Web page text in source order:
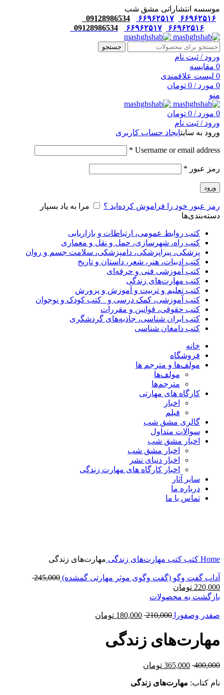
موسسه انتشاراتی مشق شب
۶۶۹۶۲۵۱۶
۶۶۹۶۲۵۱۷
09128986534
۶۶۹۶۲۵۱۶
۶۶۹۶۲۵۱۷ 09128986534
جستجو
ورود / ثبت نام
0 مقایسه
0 لیست علاقمندی
0 مورد /
0 تومان
منو
0 مورد /
0 تومان
ورود / ثبت نام
ورود به سایتایجاد حساب کاربری
Username or email address
*
رمز عبور *
ورود
رمز عبور خود را فراموش کرده‌اید ؟
مرا به یاد بسپار
دسته‌بندی‌ها
کتب روابط عمومی، ارتباطات و بازاریابی
کتب راه، شهرسازی، حمل و نقل و معماری
پزشکی، پیراپزشکی، دامپزشکی، سلامت جسم و روان
کتب ادبیات، هنر، شعر، داستان و تاریخ
کتب آموزشی فنی و حرفه‌ای
کتب مهارت‌های زندگی
کتب تعلیم و تربیت و آموزش و پرورش
کتب آموزشی، کمک درسی و _کتب کودک و نوجوان
کتب حقوقی، قوانین و مقررات
کتب ایران شناسی، جاذبه‌های گردشگری
کتب دامغان شناسی
خانه
فروشگاه
مولف‌ها و مترجم ها
مولف‌ها
مترجم‌ها
کارگاه های مهارتی
اخبار
فیلم
گالری مشق شب
سوالات متداول
اخبار مشق شب
اخبار مشق شب
اخبار دنیای نشر
اخبار کارگاه های مهارت زندگی
سایر آثار
درباره ما
تماس با ما
Home کتب کتب مهارت‌های زندگی مهارت‌های زندگی
آداب گفت وگو (گفت وگوی موثر مهارتی گمشده) 245,000
220,000 تومان
بازگشت به محصولات
صفدر وصفورا 210,000
180,000 تومان
مهارت‌های زندگی
400,000
365,000 تومان
نام کتاب: مهارت‌های زندگی